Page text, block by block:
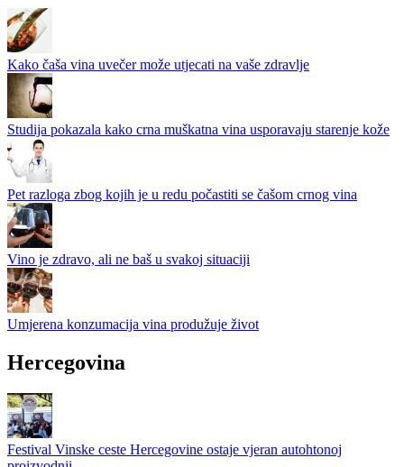
Kako čaša vina uvečer može utjecati na vaše zdravlje
Studija pokazala kako crna muškatna vina usporavaju starenje kože
Pet razloga zbog kojih je u redu počastiti se čašom crnog vina
Vino je zdravo, ali ne baš u svakoj situaciji
Umjerena konzumacija vina produžuje život
Hercegovina
Festival Vinske ceste Hercegovine ostaje vjeran autohtonoj